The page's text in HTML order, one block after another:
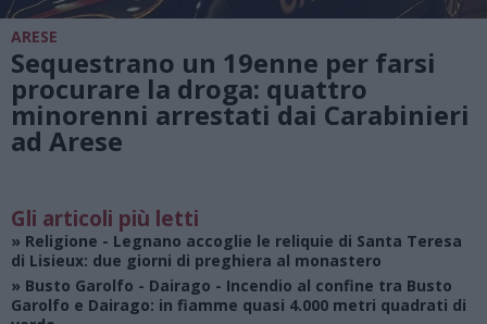
ARESE
Sequestrano un 19enne per farsi
procurare la droga: quattro
minorenni arrestati dai Carabinieri
ad Arese
Gli articoli più letti
» Religione - Legnano accoglie le reliquie di Santa Teresa
di Lisieux: due giorni di preghiera al monastero
» Busto Garolfo - Dairago - Incendio al confine tra Busto
Garolfo e Dairago: in fiamme quasi 4.000 metri quadrati di